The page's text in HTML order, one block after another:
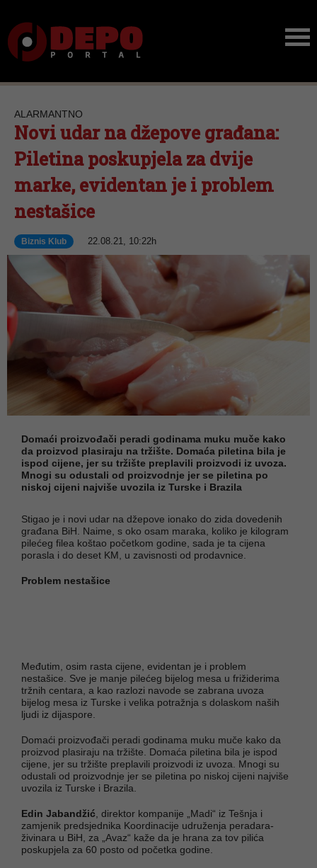
ALARMANTNO
Novi udar na džepove građana:
Piletina poskupjela za dvije
marke, evidentan je i problem
nestašice
Biznis Klub 22.08.21, 10:22h
Domaći proizvođači peradi godinama muku muče kako
da proizvod plasiraju na tržište. Domaća piletina bila je
ispod cijene, jer su tržište preplavili proizvodi iz uvoza.
Mnogi su odustali od proizvodnje jer se piletina po
niskoj cijeni najviše uvozila iz Turske i Brazila
Stigao je i novi udar na džepove ionako do zida dovedenih
građana BiH. Naime, s oko osam maraka, koliko je kilogram
pilećeg filea koštao početkom godine, sada je ta cijena
porasla i do deset KM, u zavisnosti od prodavnice.
Problem nestašice
Međutim, osim rasta cijene, evidentan je i problem
nestašice. Sve je manje pilećeg bijelog mesa u frižiderima
tržnih centara, a kao razlozi navode se zabrana uvoza
bijelog mesa iz Turske i velika potražnja s dolaskom naših
ljudi iz dijaspore.
Domaći proizvođači peradi godinama muku muče kako da
proizvod plasiraju na tržište. Domaća piletina bila je ispod
cijene, jer su tržište preplavili proizvodi iz uvoza. Mnogi su
odustali od proizvodnje jer se piletina po niskoj cijeni najviše
uvozila iz Turske i Brazila.
Edin Jabandžić , direktor kompanije „Madi“ iz Tešnja i
zamjenik predsjednika Koordinacije udruženja peradara-
živinara u BiH, za „Avaz“ kaže da je hrana za tov pilića
poskupjela za 60 posto od početka godine.